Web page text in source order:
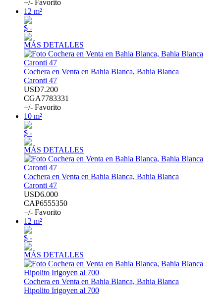
+/- Favorito
12 m²
$ -
MÁS DETALLES
Cochera en Venta en Bahia Blanca, Bahia Blanca
Caronti 47
USD7.200
CGA7783331
+/- Favorito
10 m²
$ -
MÁS DETALLES
Cochera en Venta en Bahia Blanca, Bahia Blanca
Caronti 47
USD6.000
CAP6555350
+/- Favorito
12 m²
$ -
MÁS DETALLES
Cochera en Venta en Bahia Blanca, Bahia Blanca
Hipolito Irigoyen al 700